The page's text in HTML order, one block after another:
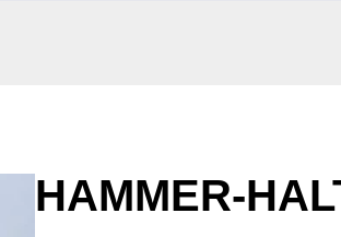
HAMMER-